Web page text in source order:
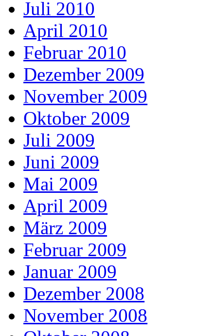
Juli 2010
April 2010
Februar 2010
Dezember 2009
November 2009
Oktober 2009
Juli 2009
Juni 2009
Mai 2009
April 2009
März 2009
Februar 2009
Januar 2009
Dezember 2008
November 2008